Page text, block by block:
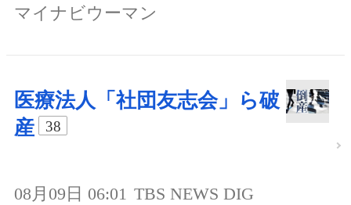
マイナビウーマン
医療法人「社団友志会」ら破
産
38
08月09日 06:01 TBS NEWS DIG